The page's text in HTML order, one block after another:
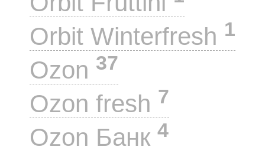
Orbit Winterfresh 1
Ozon 37
Ozon fresh 7
Ozon Банк 4